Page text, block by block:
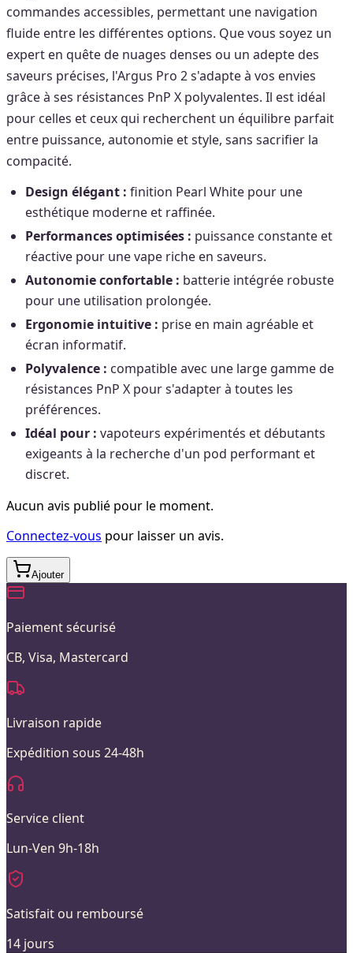
commandes accessibles, permettant une navigation
fluide entre les différentes options. Que vous soyez un
expert en quête de nuages denses ou un adepte des
saveurs précises, l'Argus Pro 2 s'adapte à vos envies
grâce à ses résistances PnP X polyvalentes. Il est idéal
pour celles et ceux qui recherchent un équilibre parfait
entre puissance, autonomie et style, sans sacrifier la
compacité.
Design élégant : finition Pearl White pour une
esthétique moderne et raffinée.
Performances optimisées : puissance constante et
réactive pour une vape riche en saveurs.
Autonomie confortable : batterie intégrée robuste
pour une utilisation prolongée.
Ergonomie intuitive : prise en main agréable et
écran informatif.
Polyvalence : compatible avec une large gamme de
résistances PnP X pour s'adapter à toutes les
préférences.
Idéal pour : vapoteurs expérimentés et débutants
exigeants à la recherche d'un pod performant et
discret.
Aucun avis publié pour le moment.
Connectez-vous pour laisser un avis.
Ajouter
Paiement sécurisé
CB, Visa, Mastercard
Livraison rapide
Expédition sous 24-48h
Service client
Lun-Ven 9h-18h
Satisfait ou remboursé
14 jours